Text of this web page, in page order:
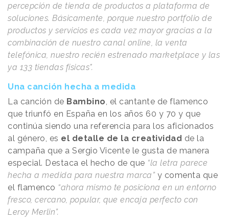
percepción de tienda de productos a plataforma de
soluciones. Básicamente, porque nuestro portfolio de
productos y servicios es cada vez mayor gracias a la
combinación de nuestro canal online, la venta
telefónica, nuestro recién estrenado marketplace y las
ya 133 tiendas físicas".
Una canción hecha a medida
La canción de Bambino, el cantante de flamenco
que triunfó en España en los años 60 y 70 y que
continúa siendo una referencia para los aficionados
al género, es el detalle de la creatividad de la
campaña que a Sergio Vicente le gusta de manera
especial. Destaca el hecho de que “la letra parece
hecha a medida para nuestra marca” y comenta que
el flamenco “ahora mismo te posiciona en un entorno
fresco, cercano, popular, que encaja perfecto con
Leroy Merlin”.